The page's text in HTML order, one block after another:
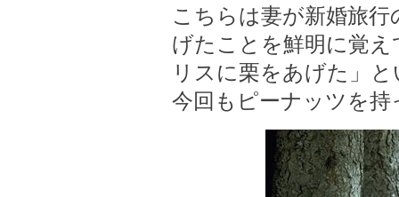
こちらは妻が新婚旅
げたことを鮮明に覚
リスに栗をあげた」
今回もピーナッツを持